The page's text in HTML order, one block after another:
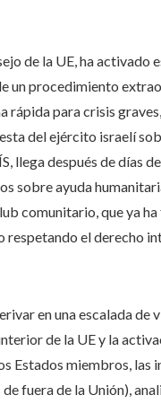
de la UE, ha
un procedimiento
para crisis
del ejército israelí
llega después de días
sobre ayuda
comunitario, que ya
respetando el derecho
en una escalada de
de la UE y la
Estados miembros, las
fuera de la Unión),